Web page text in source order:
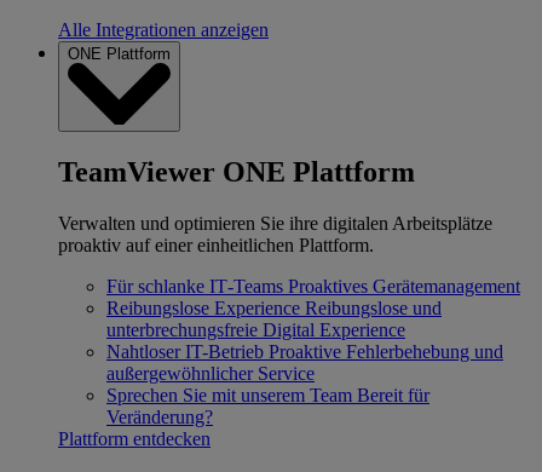
Alle Integrationen anzeigen
ONE Plattform
TeamViewer ONE Plattform
Verwalten und optimieren Sie ihre digitalen Arbeitsplätze
proaktiv auf einer einheitlichen Plattform.
Für schlanke IT‐Teams Proaktives Gerätemanagement
Reibungslose Experience Reibungslose und
unterbrechungsfreie Digital Experience
Nahtloser IT-Betrieb Proaktive Fehlerbehebung und
außergewöhnlicher Service
Sprechen Sie mit unserem Team Bereit für
Veränderung?
Plattform entdecken